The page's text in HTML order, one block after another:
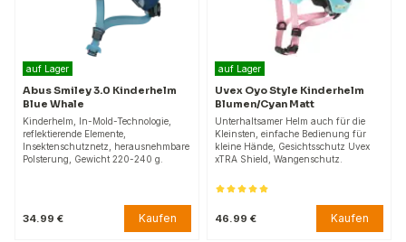
auf Lager
Abus Smiley 3.0 Kinderhelm
Blue Whale
Kinderhelm, In-Mold-Technologie,
reflektierende Elemente,
Insektenschutznetz, herausnehmbare
Polsterung, Gewicht 220-240 g.
34.99 € Kaufen
auf Lager
Uvex Oyo Style Kinderhelm
Blumen/Cyan Matt
Unterhaltsamer Helm auch für die
Kleinsten, einfache Bedienung für
kleine Hände, Gesichtsschutz Uvex
xTRA Shield, Wangenschutz.
46.99 € Kaufen